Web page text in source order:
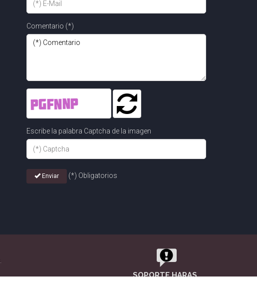
Comentario (*)
Escribe la palabra Captcha de la imagen
Enviar (*) Obligatorios
SOPORTE HARAS